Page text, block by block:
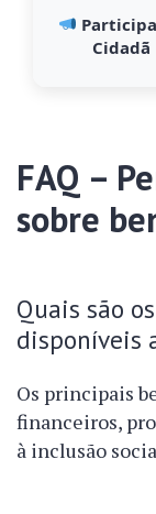
Cidadã
FAQ –
sobre
Quais são
disponíveis
Os principais
financeiros,
à inclusão